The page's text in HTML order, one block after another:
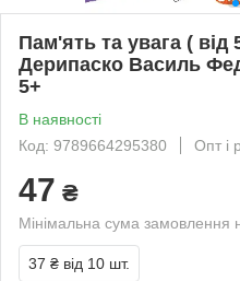
Пам'ять та увага ( від
Дерипаско Василь
5+
В наявності
Код: 9789664295380
Опт і
47 ₴
Мінімальна сума замовлення
37 ₴ від 10 шт.